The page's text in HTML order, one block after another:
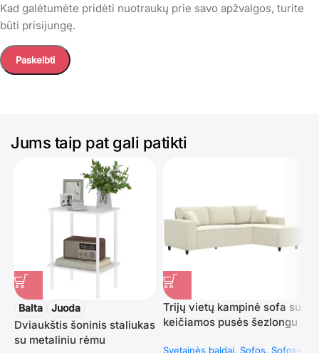
Kad galėtumėte pridėti nuotraukų prie savo apžvalgos, turite
būti prisijungę.
Jums taip pat gali patikti
Balta Juoda
Dviaukštis šoninis staliukas
su metaliniu rėmu
Trijų vietų kampinė sofa su
keičiamos pusės šezlongu
Svetainės baldai Sofos Sofos-